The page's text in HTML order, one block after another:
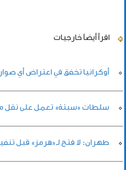
اقرأ أيضاً خارجيات
أوكرانيا تخفق في اعتراض أي
سلطات «سبتة» تعمل على نقل
طهران: لا فتح لـ«هرمز» قبل